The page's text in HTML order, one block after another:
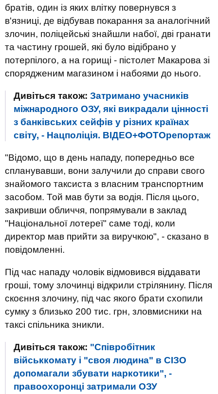
братів, один із яких влітку повернувся з
в'язниці, де відбував покарання за аналогічний
злочин, поліцейські знайшли набої, дві гранати
та частину грошей, які було відібрано у
потерпілого, а на горищі - пістолет Макарова зі
спорядженим магазином і набоями до нього.
Дивіться також: Затримано учасників
міжнародного ОЗУ, які викрадали цінності
з банківських сейфів у різних країнах
світу, - Нацполіція. ВІДЕО+ФОТОрепортаж
"Відомо, що в день нападу, попередньо все
спланувавши, вони залучили до справи свого
знайомого таксиста з власним транспортним
засобом. Той мав бути за водія. Після цього,
закривши обличчя, попрямували в заклад
"Національної лотереї" саме тоді, коли
директор мав прийти за виручкою", - сказано в
повідомленні.
Під час нападу чоловік відмовився віддавати
гроші, тому злочинці відкрили стрілянину. Після
скоєння злочину, під час якого брати схопили
сумку з близько 200 тис. грн, зловмисники на
таксі спільника зникли.
Дивіться також: "Співробітник
військкомату і "своя людина" в СІЗО
допомагали збувати наркотики", -
правоохоронці затримали ОЗУ